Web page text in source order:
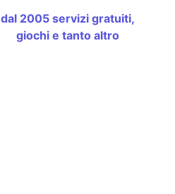
dal 2005 servizi gratuiti,
giochi e tanto altro